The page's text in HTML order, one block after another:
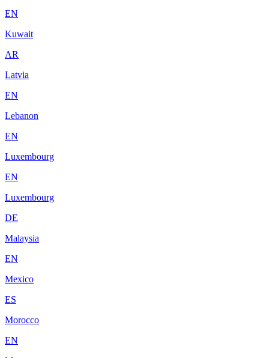
EN
Kuwait
AR
Latvia
EN
Lebanon
EN
Luxembourg
EN
Luxembourg
DE
Malaysia
EN
Mexico
ES
Morocco
EN